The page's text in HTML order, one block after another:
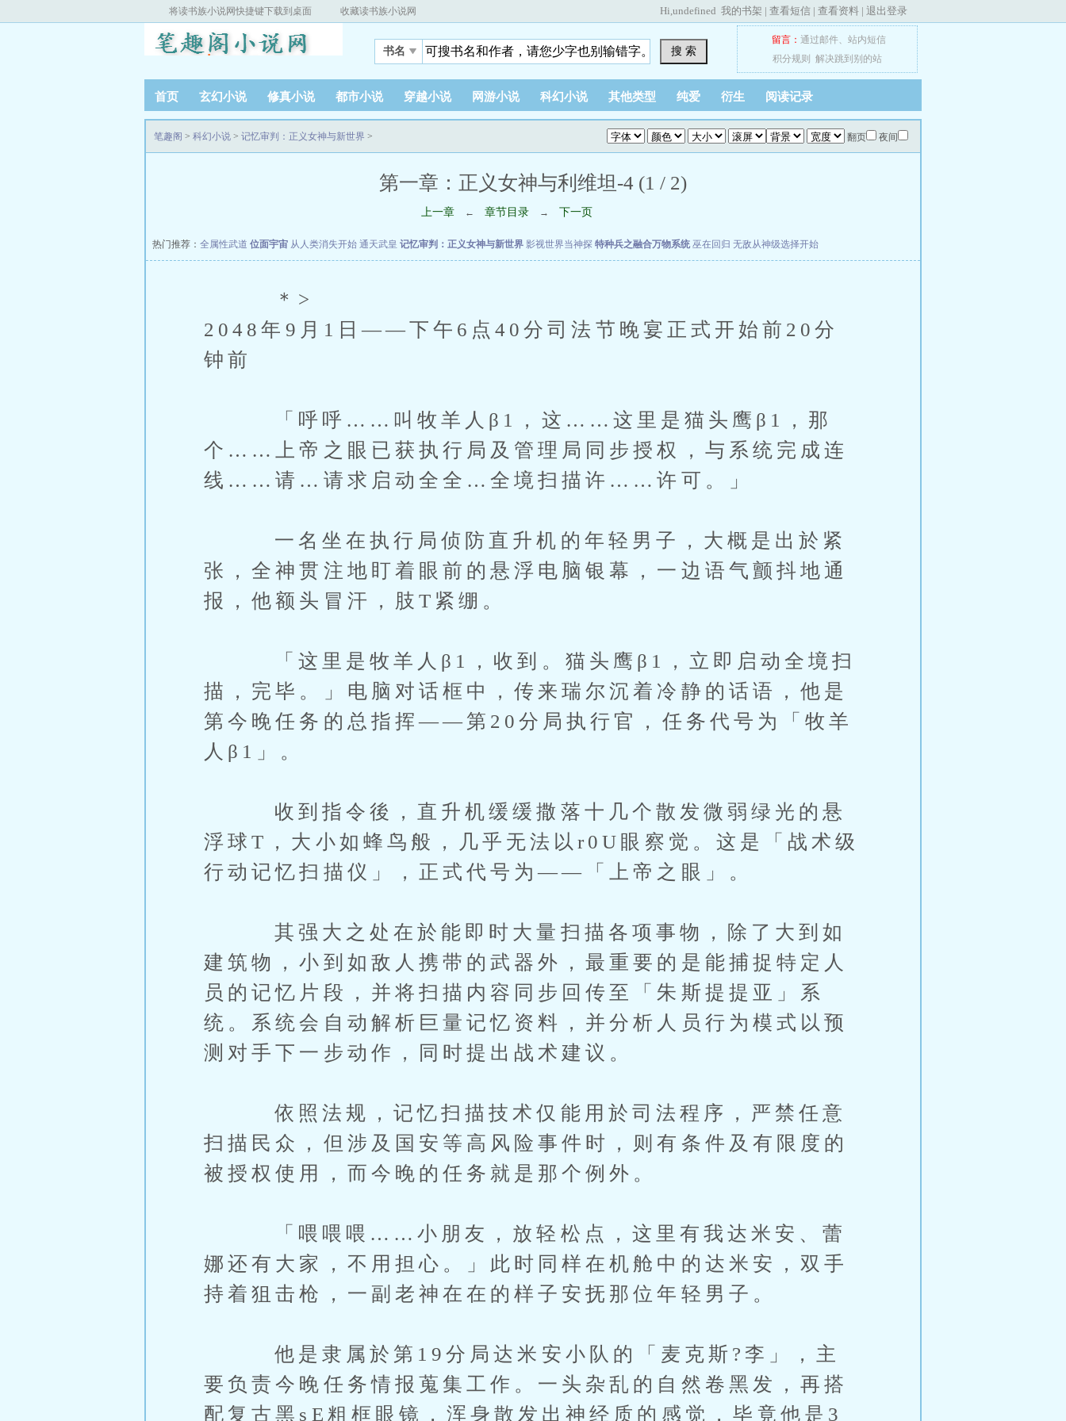
将读书族小说网快捷键下载到桌面 收藏读书族小说网 Hi,undefined 我的书架 | 查看短信 | 查看资料 | 退出登录
书名 搜 索
留言： 通过邮件、 站内短信
积分规则
解决跳到别的站
首页 玄幻小说 修真小说 都市小说 穿越小说 网游小说 科幻小说 其他类型 纯爱 衍生 阅读记录
翻页 夜间
笔趣阁 > 科幻小说 > 记忆审判：正义女神与新世界 >
第一章：正义女神与利维坦-4 (1 / 2)
上一章 ← 章节目录 → 下一页
热门推荐： 全属性武道 位面宇宙 从人类消失开始 通天武皇 记忆审判：正义女神与新世界 影视世界当神探 特种兵之融合万物系统 巫在回归 无敌从神级选择开始
＊>
2048年9月1日——下午6点40分司法节晚宴正式开始前20分
钟前
「呼呼……叫牧羊人β1，这……这里是猫头鹰β1，那
个……上帝之眼已获执行局及管理局同步授权，与系统完成连
线……请…请求启动全全…全境扫描许……许可。」
一名坐在执行局侦防直升机的年轻男子，大概是出於紧
张，全神贯注地盯着眼前的悬浮电脑银幕，一边语气颤抖地通
报，他额头冒汗，肢T紧绷。
「这里是牧羊人β1，收到。猫头鹰β1，立即启动全境扫
描，完毕。」电脑对话框中，传来瑞尔沉着冷静的话语，他是
第今晚任务的总指挥——第20分局执行官，任务代号为「牧羊
人β1」。
收到指令後，直升机缓缓撒落十几个散发微弱绿光的悬
浮球T，大小如蜂鸟般，几乎无法以r0U眼察觉。这是「战术级
行动记忆扫描仪」，正式代号为——「上帝之眼」。
其强大之处在於能即时大量扫描各项事物，除了大到如
建筑物，小到如敌人携带的武器外，最重要的是能捕捉特定人
员的记忆片段，并将扫描内容同步回传至「朱斯提提亚」系
统。系统会自动解析巨量记忆资料，并分析人员行为模式以预
测对手下一步动作，同时提出战术建议。
依照法规，记忆扫描技术仅能用於司法程序，严禁任意
扫描民众，但涉及国安等高风险事件时，则有条件及有限度的
被授权使用，而今晚的任务就是那个例外。
「喂喂喂……小朋友，放轻松点，这里有我达米安、蕾
娜还有大家，不用担心。」此时同样在机舱中的达米安，双手
持着狙击枪，一副老神在在的样子安抚那位年轻男子。
他是隶属於第19分局达米安小队的「麦克斯?李」，主
要负责今晚任务情报蒐集工作。一头杂乱的自然卷黑发，再搭
配复古黑sE粗框眼镜，浑身散发出神经质的感觉，毕竟他是3